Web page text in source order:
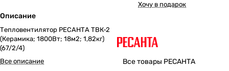
Описание
Тепловентилятор РЕСАНТА ТВК-2
(Керамика; 1800Вт; 18м2; 1,82кг)
(67/2/4)
Все описание
Хочу в подарок
Все товары РЕСАНТА